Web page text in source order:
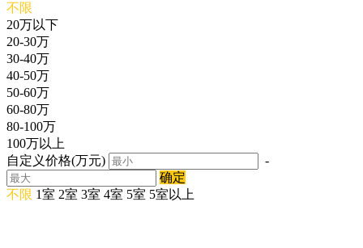
不限
20万以下
20-30万
30-40万
40-50万
50-60万
60-80万
80-100万
100万以上
自定义价格(万元)
-
确定
不限 1室 2室 3室 4室 5室 5室以上